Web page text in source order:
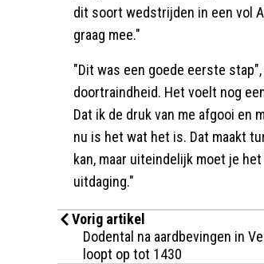
dit soort wedstrijden in een vol
graag mee."
"Dit was een goede eerste
doortraindheid. Het voelt nog
Dat ik de druk van me afgooi en
nu is het wat het is. Dat maakt
kan, maar uiteindelijk moet je
uitdaging."
Vorig artikel
Dodental na aardbevingen in
loopt op tot 1430